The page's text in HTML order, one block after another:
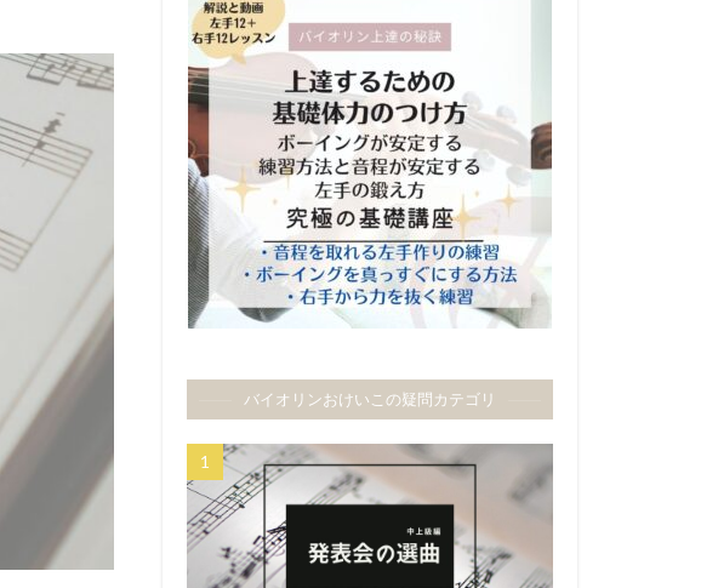
バイオリンおけいこの疑問カテゴリ